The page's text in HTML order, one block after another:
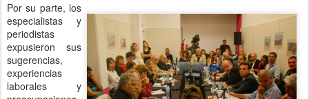
Por su parte, los
especialistas y
periodistas
expusieron sus
sugerencias,
experiencias
laborales y